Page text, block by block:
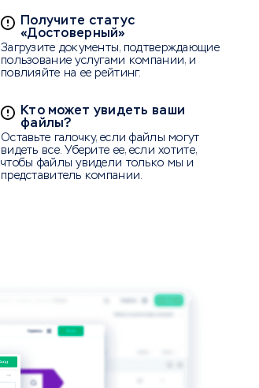
Получите статус
«Достоверный»
Загрузите документы, подтверждающие
пользование услугами компании, и
повлияйте на ее рейтинг.
Кто может увидеть ваши
файлы?
Оставьте галочку, если файлы могут
видеть все. Уберите ее, если хотите,
чтобы файлы увидели только мы и
представитель компании.